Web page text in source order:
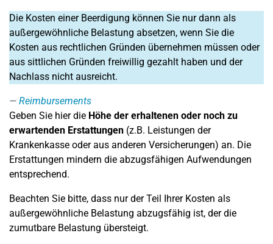
Die Kosten einer Beerdigung können Sie nur dann als
außergewöhnliche Belastung absetzen, wenn Sie die
Kosten aus rechtlichen Gründen übernehmen müssen oder
aus sittlichen Gründen freiwillig gezahlt haben und der
Nachlass nicht ausreicht.
Reimbursements
Geben Sie hier die Höhe der erhaltenen oder noch zu
erwartenden Erstattungen (z.B. Leistungen der
Krankenkasse oder aus anderen Versicherungen) an. Die
Erstattungen mindern die abzugsfähigen Aufwendungen
entsprechend.
Beachten Sie bitte, dass nur der Teil Ihrer Kosten als
außergewöhnliche Belastung abzugsfähig ist, der die
zumutbare Belastung übersteigt.